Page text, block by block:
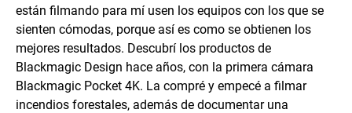
están filmando para mí usen los equipos con los que se
sienten cómodas, porque así es como se obtienen los
mejores resultados. Descubrí los productos de
Blackmagic Design hace años, con la primera cámara
Blackmagic Pocket 4K. La compré y empecé a filmar
incendios forestales, además de documentar una